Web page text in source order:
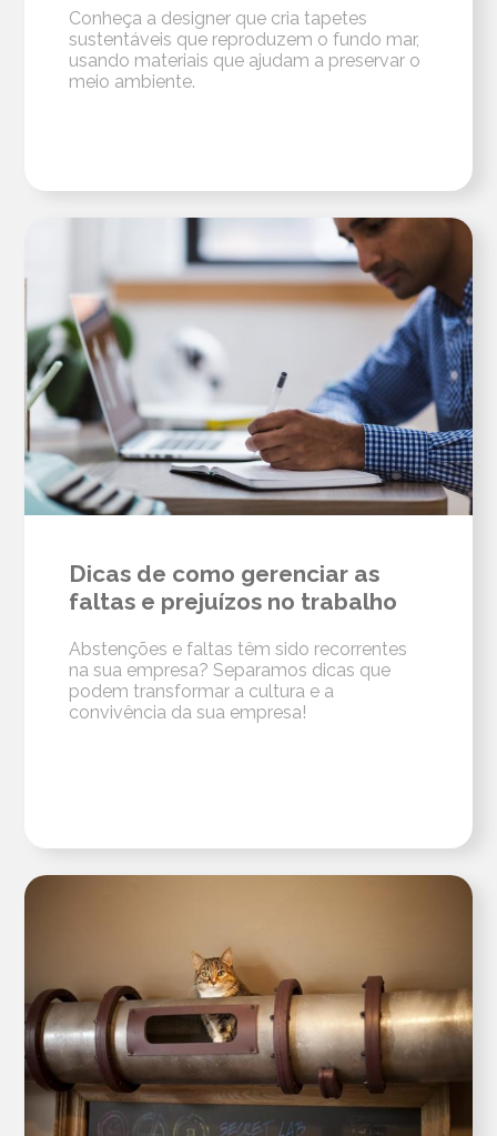
Conheça a designer que cria tapetes
sustentáveis que reproduzem o fundo mar,
usando materiais que ajudam a preservar o
meio ambiente.
Dicas de como gerenciar as
faltas e prejuízos no trabalho
Abstenções e faltas têm sido recorrentes
na sua empresa? Separamos dicas que
podem transformar a cultura e a
convivência da sua empresa!